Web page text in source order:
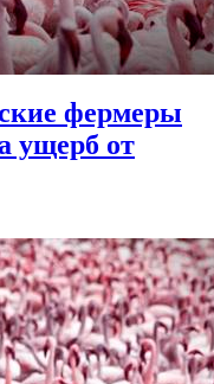
фермеры
ущерб от